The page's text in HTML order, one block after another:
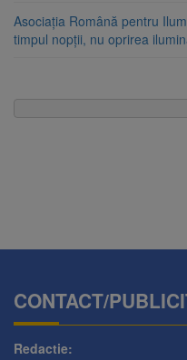
Asociația Română pentru
timpul nopții, nu oprirea
CONTACT/
Redactie: